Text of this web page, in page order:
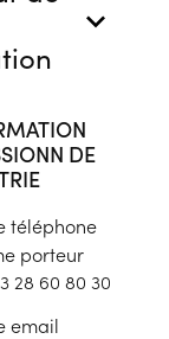
DE
téléphone
porteur
28 60 80 30
email